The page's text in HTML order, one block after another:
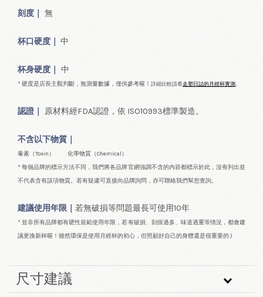
刻度｜ 無
杯口硬度｜ 中
杯身硬度｜ 中
* 硬度是店長主觀判斷，無測量數據，僅供參考喔！ 詳細比較請看走塑日誌的月經杯實測 。
認證｜ 原材料經FDA認證，依 ISO10993標準製造。
不含以下物質｜
毒素（Toxin） 化學物質（Chemical）
* 每個品牌的標示方法不同，我們將各品牌官網強調不含的內容都標示於此，沒有列出並
不代表含有該項物質。若有疑慮可直接向品牌詢問，亦可聯絡我們幫您查詢。
建議使用年限｜ 若無破損等問題最長可使用10年
* 並非所有品牌都有硬性規範使用年限，若有破損、刮痕過多、味道過重等情況，都會建
議更換新杯喔！雖然環保是使用月經杯的初心，但照顧好自己的身體還是很重要的:)
尺寸建議